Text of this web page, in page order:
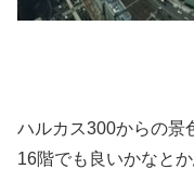
ハルカス300からの景
16階でも良いかなと